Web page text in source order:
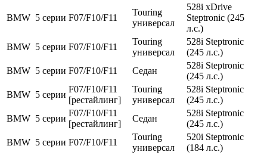
BMW 5 серии F07/F10/F11
Touring
универсал
528i xDrive
Steptronic (245
л.с.)
BMW 5 серии F07/F10/F11
Touring
универсал
528i Steptronic
(245 л.с.)
BMW 5 серии F07/F10/F11 Седан
528i Steptronic
(245 л.с.)
BMW 5 серии
F07/F10/F11
[рестайлинг]
Touring
универсал
528i Steptronic
(245 л.с.)
BMW 5 серии
F07/F10/F11
[рестайлинг]
Седан
528i Steptronic
(245 л.с.)
BMW 5 серии F07/F10/F11
Touring
универсал
520i Steptronic
(184 л.с.)